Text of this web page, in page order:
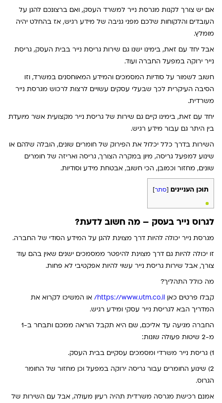
אם יש צורך לקנות מגרסת נייר למשרד העסק, ואם ברצונכם להגן על
העובדים והלקוחות שלכם מפני גניבה של מידע רגיש, אז בהחלט יהיה
מומלץ.
אבל יחד עם זאת, בימינו ישנו גם שירות גריסת נייר בבית העסק, גריסת
נייר ירוקה במפעל החברה ועוד.
חשוב לשמור על סודיות המסמכים והמידע המאוחסנים במשרד, וזו
הסיבה העיקרית לכך שבעלי עסקים עשויים לרצות לרכוש מגרסת נייר
משרדית.
יחד עם זאת, בימינו קיים גם שירות של גריסת נייר מקצועית אשר מיועדת
בין היתר גם עבור מידע רגיש.
השירות בדרך כלל יכלול את הפירוק של חומרים שונים, הובלה שלהם או
שינוע למפעל גריסה, מיון במקרה הצורך, גריסה ואריזה של חומרים
שונים, מחזור וכמובן, הכי חשוב, אבטחת מידע וסודיות.
תוכן העניינים [סתר]
לגרוס נייר בעסק – מה חשוב לדעת?
מגרסת נייר יכולה להיות דרך מצוינת להגן על המידע הסודי של החברה.
זו יכולה להיות גם דרך מצוינת להיפטר ממסמכים ישנים שאין בהם עוד
צורך, אבל שירות גריסת נייר עשוי להיות אפקטיבי לא פחות.
מה כולל התהליך?
קבלו פרטים כאן https://www.utm.co.il/
או המשיכו לקרוא את
המדריך הבא לגריסת נייר עסקי ומידע רגיש.
החברה מגיעה עד אליכם, שם היא תקבל הוראה ממכם ותבחר ב-1
מ-2 שיטות פעולה שונות:
1) גריסת נייר משרדי ומסמכים עסקיים בבית העסק.
2) שינוע החומרים עבור גריסה ירוקה במפעל וכן מחזור של החומר
הגרוס.
אמנם רכישת מגרסה משרדית תהיה רעיון מעולה, אבל עם השירות של